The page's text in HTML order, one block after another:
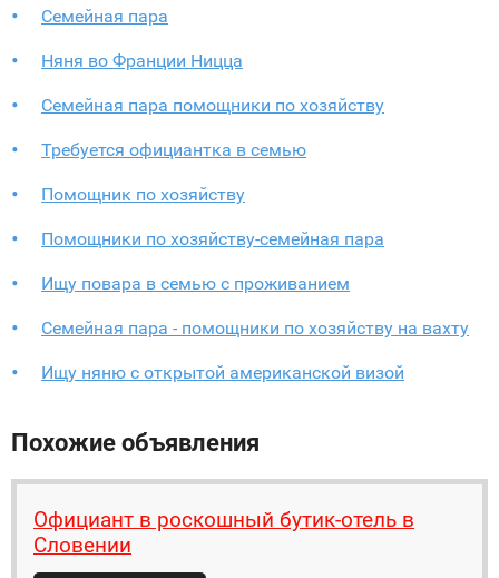
Семейная пара
Няня во Франции Ницца
Семейная пара помощники по хозяйству
Требуется официантка в семью
Помощник по хозяйству
Помощники по хозяйству-семейная пара
Ищу повара в семью с проживанием
Семейная пара - помощники по хозяйству на вахту
Ищу няню с открытой американской визой
Похожие объявления
Официант в роскошный бутик-отель в
Словении